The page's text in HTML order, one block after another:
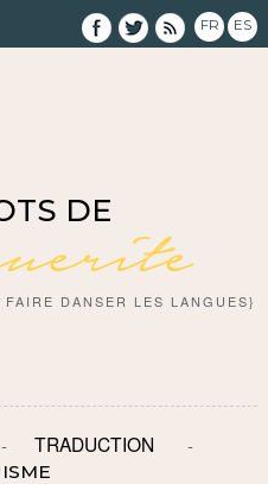
FR ES
DE
DANSER LES LANGUES}
TRADUCTION